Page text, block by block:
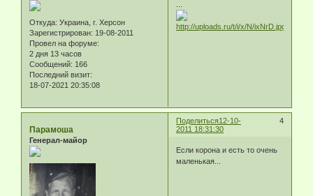
Откуда: Украина, г. Херсон
Зарегистрирован: 19-08-2011
Провел на форуме:
2 дня 13 часов
Сообщений: 166
Последний визит:
18-07-2021 20:35:08
Поделиться 4
12-10-
2011 18:31:30
Парамоша
Генерал-майор
Если корона и есть то очень
маленькая...